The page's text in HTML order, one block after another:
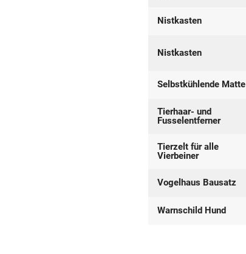
Nistkasten
Nistkasten
Selbstkühlende Matte
Tierhaar- und
Fusselentferner
Tierzelt für alle
Vierbeiner
Vogelhaus Bausatz
Warnschild Hund